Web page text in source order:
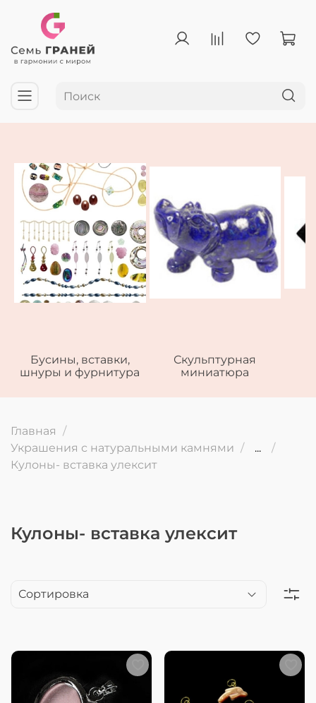
Бусины, вставки,
шнуры и фурнитура
Скульптурная
миниатюра
Главная
Украшения с натуральными камнями
...
Кулоны- вставка улексит
Кулоны- вставка улексит